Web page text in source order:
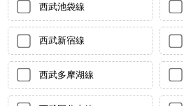
西武池袋線
西武新宿線
西武多摩湖線